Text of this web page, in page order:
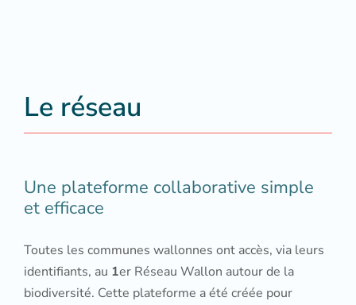
Le réseau
Une plateforme collaborative simple
et efficace
Toutes les communes wallonnes ont accès, via leurs
identifiants, au 1er Réseau Wallon autour de la
biodiversité. Cette plateforme a été créée pour